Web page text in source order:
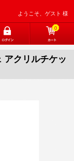
ようこそ、ゲスト 様
0
アクリルチケッ